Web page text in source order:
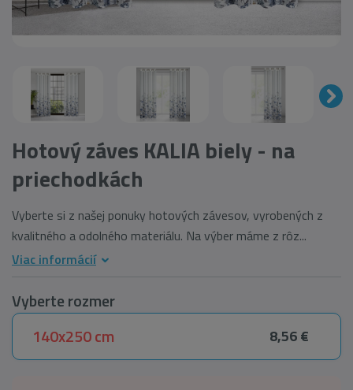
Hotový záves KALIA biely - na
priechodkách
Vyberte si z našej ponuky hotových závesov, vyrobených z
kvalitného a odolného materiálu. Na výber máme z rôz...
Viac informácií
Vyberte rozmer
140x250 cm
8,56 €